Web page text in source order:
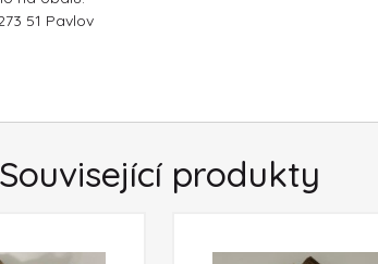
51 Pavlov
Související produkty